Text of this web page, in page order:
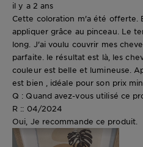
il y a 2 ans
Cette coloration m'a été offerte.
appliquer grâce au pinceau. Le
long. J'ai voulu couvrir mes
parfaite. le résultat est là, les
couleur est belle et lumineuse.
est bien , idéale pour son prix
Q : Quand avez-vous utilisé ce
R :: 04/2024
Oui, Je recommande ce produit.